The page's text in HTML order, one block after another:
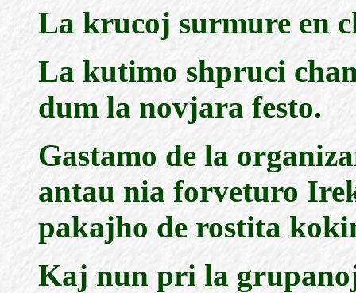
La krucoj surmure en
La kutimo shpruci
dum la novjara festo.
Gastamo de la
antau nia forveturo
pakajho de rostita
Kaj nun pri la